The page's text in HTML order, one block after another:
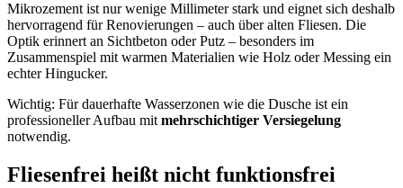
Mikrozement ist nur wenige Millimeter stark und eignet sich deshalb
hervorragend für Renovierungen – auch über alten Fliesen. Die
Optik erinnert an Sichtbeton oder Putz – besonders im
Zusammenspiel mit warmen Materialien wie Holz oder Messing ein
echter Hingucker.
Wichtig: Für dauerhafte Wasserzonen wie die Dusche ist ein
professioneller Aufbau mit mehrschichtiger Versiegelung
notwendig.
Fliesenfrei heißt nicht funktionsfrei